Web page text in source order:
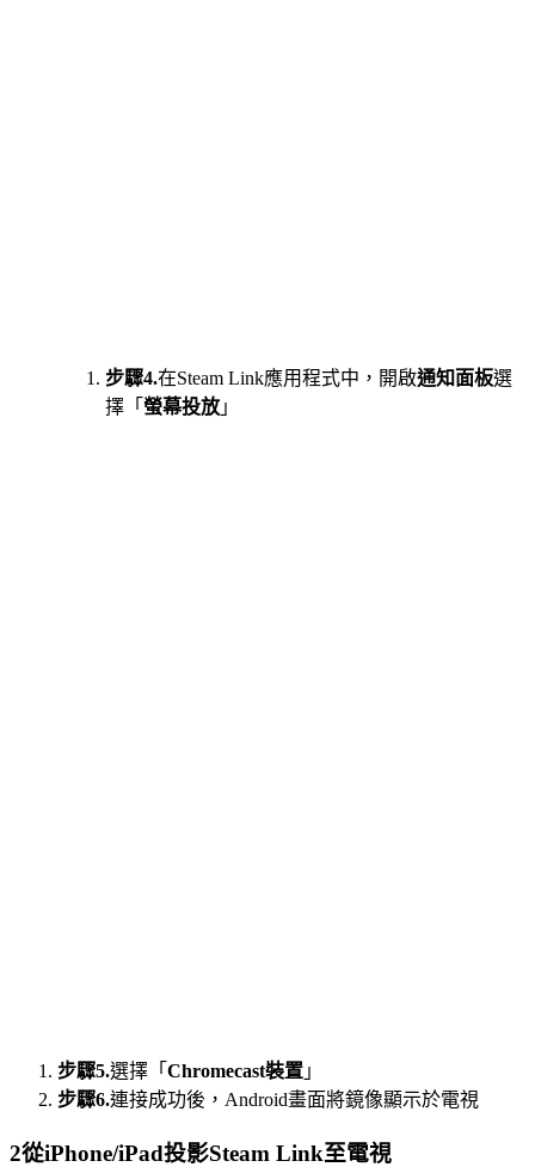
步驟4.在Steam Link應用程式中，開啟通知面板選
擇「 螢幕投放 」
步驟5.選擇「 Chromecast裝置 」
步驟6.連接成功後，Android畫面將鏡像顯示於電視
2從iPhone/iPad投影Steam Link至電視